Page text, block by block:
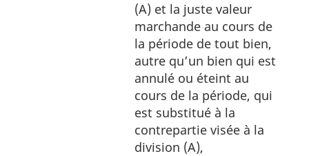
(A) et la juste valeur
marchande au cours de
la période de tout bien,
autre qu’un bien qui est
annulé ou éteint au
cours de la période, qui
est substitué à la
contrepartie visée à la
division (A),